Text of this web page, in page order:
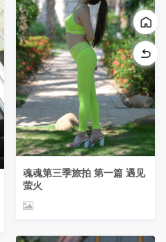
魂魂第三季旅拍 第一篇 遇见
萤火